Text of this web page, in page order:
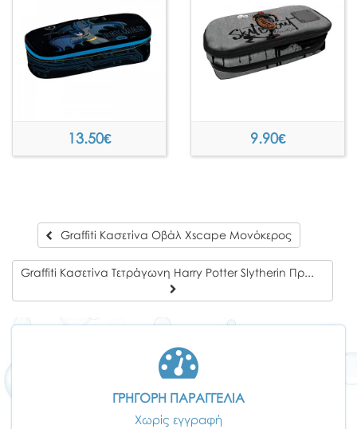
13.50€ 9.90€
Graffiti Κασετίνα Οβάλ Xscape Μονόκερος
Graffiti Κασετίνα Τετράγωνη Harry Potter Slytherin Πράσινη
ΓΡΗΓΟΡΗ ΠΑΡΑΓΓΕΛΙΑ
Χωρίς εγγραφή